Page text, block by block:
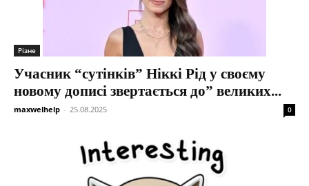
Різне
Учасник “сутінків” Ніккі Рід у своєму
новому дописі звертається до” великих...
maxwelhelp - 25.08.2025 0